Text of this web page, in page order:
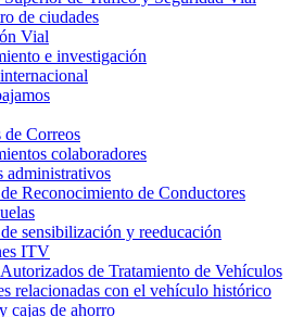
de ciudades
Vial
e investigación
Correos
colaboradores
administrativos
Reconocimiento de Conductores
sensibilización y reeducación
ITV
de Tratamiento de Vehículos
relacionadas con el vehículo histórico
cajas de ahorro